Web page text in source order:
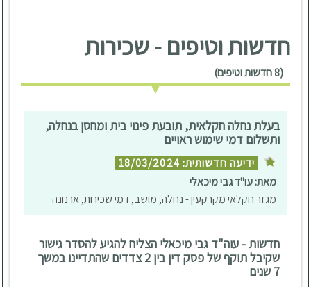
חדשות וטיפים - שכירות
(8 חדשות וטיפים)
בעלת נחלה חקלאית, תובעת פינוי בית ומחסן בנחלה,
ותשלום דמי שימוש ראויים
ידיעה חדשותית: 18/03/2024
מאת: עו"ד גבי מיכאלי
מגזר חקלאי מקרקעין - נחלה, מושב, דמי שכירות, ארנונה
חדשות - עוה"ד גבי מיכאלי הצליח להגיע להסדר גישור
שקיבל תוקף של פסק דין בין 2 צדדים שהתדיינו במשך
7 שנים